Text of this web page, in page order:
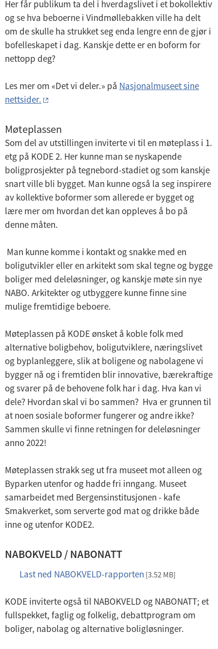
Her får publikum ta del i hverdagslivet i et bokollektiv
og se hva beboerne i Vindmøllebakken ville ha delt
om de skulle ha strukket seg enda lengre enn de gjør i
bofelleskapet i dag. Kanskje dette er en boform for
nettopp deg?
Les mer om «Det vi deler.» på Nasjonalmuseet sine
nettsider.
Møteplassen
Som del av utstillingen inviterte vi til en møteplass i 1.
etg på KODE 2. Her kunne man se nyskapende
boligprosjekter på tegnebord-stadiet og som kanskje
snart ville bli bygget. Man kunne også la seg inspirere
av kollektive boformer som allerede er bygget og
lære mer om hvordan det kan oppleves å bo på
denne måten.
Man kunne komme i kontakt og snakke med en
boligutvikler eller en arkitekt som skal tegne og bygge
boliger med deleløsninger, og kanskje møte sin nye
NABO. Arkitekter og utbyggere kunne finne sine
mulige fremtidige beboere.
Møteplassen på KODE ønsket å koble folk med
alternative boligbehov, boligutviklere, næringslivet
og byplanleggere, slik at boligene og nabolagene vi
bygger nå og i fremtiden blir innovative, bærekraftige
og svarer på de behovene folk har i dag. Hva kan vi
dele? Hvordan skal vi bo sammen? Hva er grunnen til
at noen sosiale boformer fungerer og andre ikke?
Sammen skulle vi finne retningen for deleløsninger
anno 2022!
Møteplassen strakk seg ut fra museet mot alleen og
Byparken utenfor og hadde fri inngang. Museet
samarbeidet med Bergensinstitusjonen - kafe
Smakverket, som serverte god mat og drikke både
inne og utenfor KODE2.
NABOKVELD / NABONATT
f
Last ned NABOKVELD-rapporten [3.52 MB]
KODE inviterte også til NABOKVELD og NABONATT; et
fullspekket, faglig og folkelig, debattprogram om
boliger, nabolag og alternative boligløsninger.